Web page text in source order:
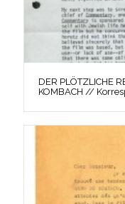
DER PLÖTZLICHE
KOMBACH //